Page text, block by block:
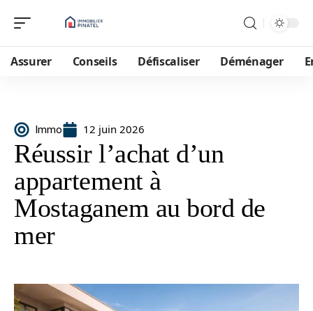
Assurer Conseils Défiscaliser Déménager
Immo 12 juin 2026
Réussir l’achat d’un
appartement à
Mostaganem au bord de
mer